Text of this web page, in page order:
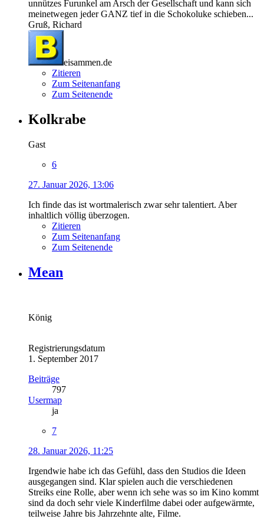
unnützes Furunkel am Arsch der Gesellschaft und kann sich
meinetwegen jeder GANZ tief in die Schokoluke schieben...
Gruß, Richard
eisammen.de
Zitieren
Zum Seitenanfang
Zum Seitenende
Kolkrabe
Gast
6
27. Januar 2026, 13:06
Ich finde das ist wortmalerisch zwar sehr talentiert. Aber
inhaltlich völlig überzogen.
Zitieren
Zum Seitenanfang
Zum Seitenende
Mean
König
Registrierungsdatum
1. September 2017
Beiträge
797
Usermap
ja
7
28. Januar 2026, 11:25
Irgendwie habe ich das Gefühl, dass den Studios die Ideen
ausgegangen sind. Klar spielen auch die verschiedenen
Streiks eine Rolle, aber wenn ich sehe was so im Kino kommt
sind da doch sehr viele Kinderfilme dabei oder aufgewärmte,
teilweise Jahre bis Jahrzehnte alte, Filme.